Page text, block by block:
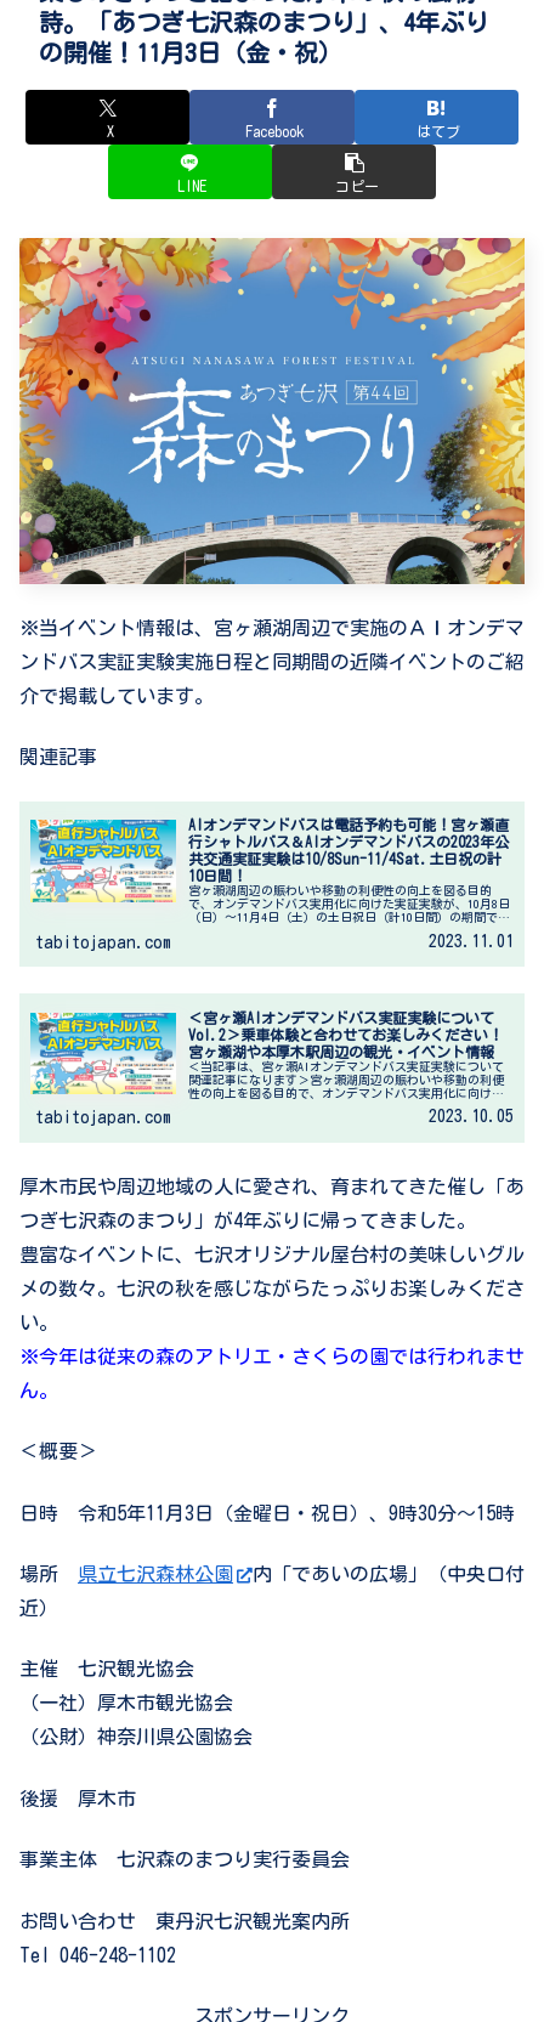
詩。「あつぎ七沢森のまつり」、4年ぶり
の開催！11月3日（金・祝）
X Facebook はてブ
LINE コピー
※当イベント情報は、宮ヶ瀬湖周辺で実施のＡＩオンデマ
ンドバス実証実験実施日程と同期間の近隣イベントのご紹
介で掲載しています。
関連記事
AIオンデマンドバスは電話予約も可能！宮ヶ瀬直
行シャトルバス＆AIオンデマンドバスの2023年公
共交通実証実験は10/8Sun-11/4Sat.土日祝の計
10日間！
宮ヶ瀬湖周辺の賑わいや移動の利便性の向上を図る目的
で、オンデマンドバス実用化に向けた実証実験が、10月8日
（日）～11月4日（土）の土日祝日（計10日間）の期間で実
tabitojapan.com 2023.11.01
＜宮ヶ瀬AIオンデマンドバス実証実験について
Vol.2＞乗車体験と合わせてお楽しみください！
宮ヶ瀬湖や本厚木駅周辺の観光・イベント情報
＜当記事は、宮ヶ瀬AIオンデマンドバス実証実験について
関連記事になります＞宮ヶ瀬湖周辺の賑わいや移動の利便
性の向上を図る目的で、オンデマンドバス実用化に向けた
tabitojapan.com 2023.10.05
厚木市民や周辺地域の人に愛され、育まれてきた催し「あ
つぎ七沢森のまつり」が4年ぶりに帰ってきました。
豊富なイベントに、七沢オリジナル屋台村の美味しいグル
メの数々。七沢の秋を感じながらたっぷりお楽しみくださ
い。
※今年は従来の森のアトリエ・さくらの園では行われませ
ん。
＜概要＞
日時 令和5年11月3日（金曜日・祝日）、9時30分～15時
場所 県立七沢森林公園
内「であいの広場」（中央口付
近）
主催 七沢観光協会
（一社）厚木市観光協会
（公財）神奈川県公園協会
後援 厚木市
事業主体 七沢森のまつり実行委員会
お問い合わせ 東丹沢七沢観光案内所
Tel 046-248-1102
スポンサーリンク